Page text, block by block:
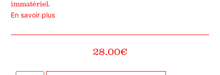
immatériel.
En savoir plus
28.00€